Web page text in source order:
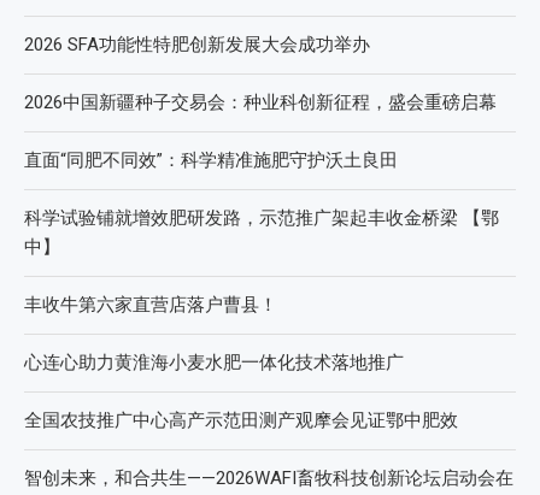
2026 SFA功能性特肥创新发展大会成功举办
2026中国新疆种子交易会：种业科创新征程，盛会重磅启幕
直面“同肥不同效”：科学精准施肥守护沃土良田
科学试验铺就增效肥研发路，示范推广架起丰收金桥梁 【鄂
中】
丰收牛第六家直营店落户曹县！
心连心助力黄淮海小麦水肥一体化技术落地推广
全国农技推广中心高产示范田测产观摩会见证鄂中肥效
智创未来，和合共生——2026WAFI畜牧科技创新论坛启动会在